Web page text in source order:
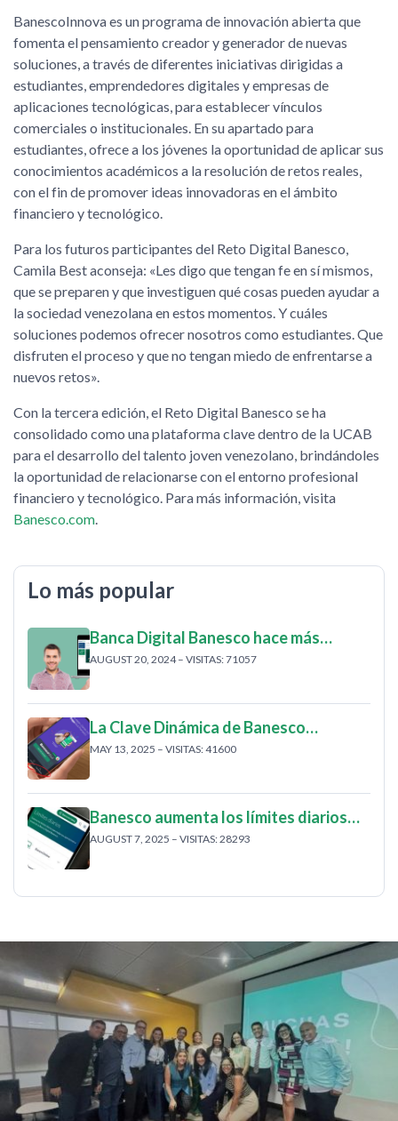
BanescoInnova es un programa de innovación abierta que
fomenta el pensamiento creador y generador de nuevas
soluciones, a través de diferentes iniciativas dirigidas a
estudiantes, emprendedores digitales y empresas de
aplicaciones tecnológicas, para establecer vínculos
comerciales o institucionales. En su apartado para
estudiantes, ofrece a los jóvenes la oportunidad de aplicar sus
conocimientos académicos a la resolución de retos reales,
con el fin de promover ideas innovadoras en el ámbito
financiero y tecnológico.
Para los futuros participantes del Reto Digital Banesco,
Camila Best aconseja: «Les digo que tengan fe en sí mismos,
que se preparen y que investiguen qué cosas pueden ayudar a
la sociedad venezolana en estos momentos. Y cuáles
soluciones podemos ofrecer nosotros como estudiantes. Que
disfruten el proceso y que no tengan miedo de enfrentarse a
nuevos retos».
Con la tercera edición, el Reto Digital Banesco se ha
consolidado como una plataforma clave dentro de la UCAB
para el desarrollo del talento joven venezolano, brindándoles
la oportunidad de relacionarse con el entorno profesional
financiero y tecnológico. Para más información, visita
Banesco.com
Lo más popular
Banca Digital Banesco hace más…
AUGUST 20, 2024 – VISITAS: 71057
La Clave Dinámica de Banesco…
MAY 13, 2025 – VISITAS: 41600
Banesco aumenta los límites diarios…
AUGUST 7, 2025 – VISITAS: 28293